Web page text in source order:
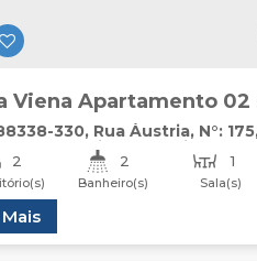
Viena Apartamento 02
Nações Balneário
330, Rua Áustria, N°:175
Balneário Camboriú
2 2
Banheiro(s)
1
Sala(s)
1